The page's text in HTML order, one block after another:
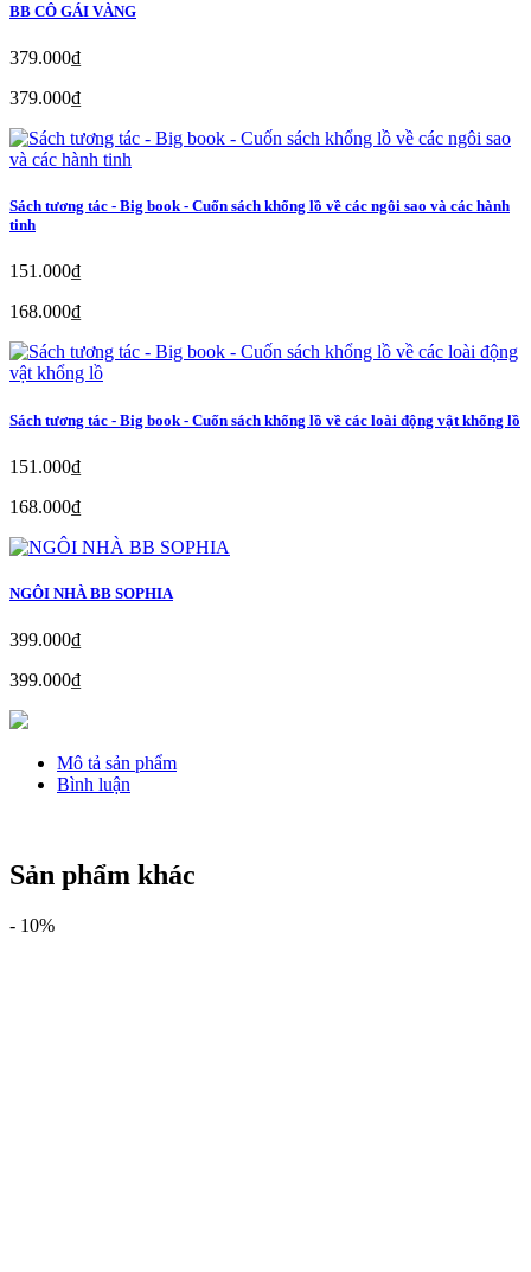
BB CÔ GÁI VÀNG
379.000₫
379.000₫
Sách tương tác - Big book - Cuốn sách khổng lồ về các ngôi sao và các hành
tinh
151.000₫
168.000₫
Sách tương tác - Big book - Cuốn sách khổng lồ về các loài động vật khổng lồ
151.000₫
168.000₫
NGÔI NHÀ BB SOPHIA
399.000₫
399.000₫
Mô tả sản phẩm
Bình luận
Sản phẩm khác
- 10%